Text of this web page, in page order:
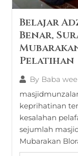
Belajar
Benar,
Pelatihan
By Baba wee
keprihatinan
kesalahan
sejumlah
Mubarakan